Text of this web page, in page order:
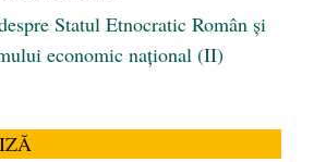
Statul Etnocratic Român şi
economic naţional (II)